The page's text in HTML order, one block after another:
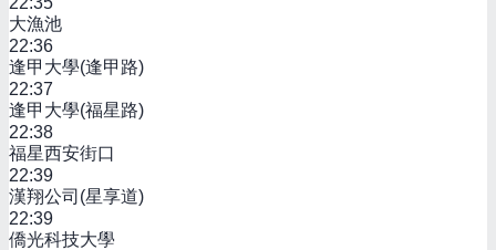
大漁池
22:36
逢甲大學(逢甲路)
22:37
逢甲大學(福星路)
22:38
福星西安街口
22:39
漢翔公司(星享道)
22:39
僑光科技大學